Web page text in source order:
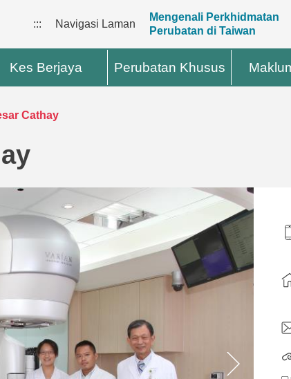
::: Navigasi Laman
Mengenali Perkhidmatan
Perubatan di Taiwan
Kes Berjaya Perubatan Khusus
Cathay